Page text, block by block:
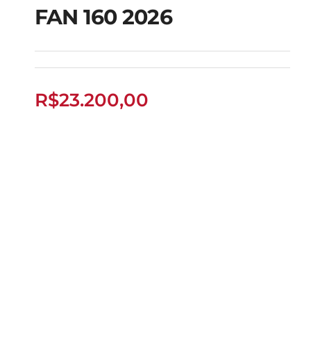
FAN 160 2026
FAN 160 2026
R$23.200,00